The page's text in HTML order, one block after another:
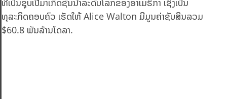
ທີ່ເປັນຊຸບເປີມາເກັດຊັ້ນນຳລະດັບໂລກຂອງອາເມຣິກາ ເຊິ່ງເປັນ
ທຸລະກິດຄອບຄົວ ເຮັດໃຫ້ Alice Walton ມີມູນຄ່າຊັບສິນລວມ
$60.8 ພັນລ້ານໂດລາ.